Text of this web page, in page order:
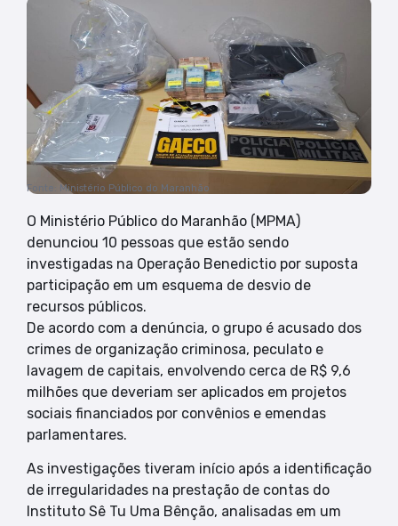
Fonte: Ministério Público do Maranhão
O Ministério Público do Maranhão (MPMA)
denunciou 10 pessoas que estão sendo
investigadas na Operação Benedictio por suposta
participação em um esquema de desvio de
recursos públicos.
De acordo com a denúncia, o grupo é acusado dos
crimes de organização criminosa, peculato e
lavagem de capitais, envolvendo cerca de R$ 9,6
milhões que deveriam ser aplicados em projetos
sociais financiados por convênios e emendas
parlamentares.
As investigações tiveram início após a identificação
de irregularidades na prestação de contas do
Instituto Sê Tu Uma Bênção, analisadas em um